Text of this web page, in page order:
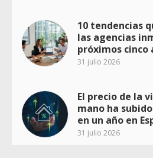
10 tendencias
las agencias
próximos cinco
31 julio 2026
El precio de la
mano ha
en un año en
31 julio 2026